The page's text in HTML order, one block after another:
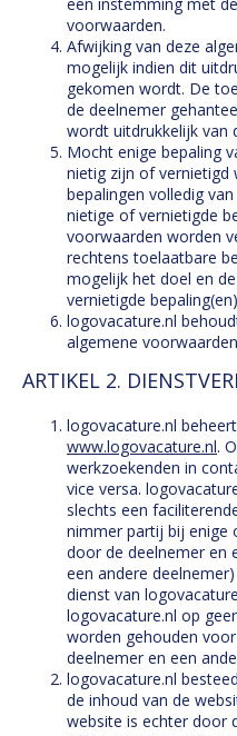
voorwaarden.
Afwijking van deze
mogelijk indien dit
gekomen wordt. De
de deelnemer
wordt uitdrukkelijk van
Mocht enige bepaling
nietig zijn of vernietigd
bepalingen volledig
nietige of vernietigde
voorwaarden worden
rechtens toelaatbare
mogelijk het doel en
vernietigde
logovacature.nl
algemene
ARTIKEL 2.
logovacature.nl
www.logovacature.nl.
werkzoekenden in
vice versa.
slechts een
nimmer partij bij enige
door de deelnemer en
een andere
dienst van
logovacature.nl op
worden gehouden
deelnemer en een
logovacature.nl
de inhoud van de
website is echter door